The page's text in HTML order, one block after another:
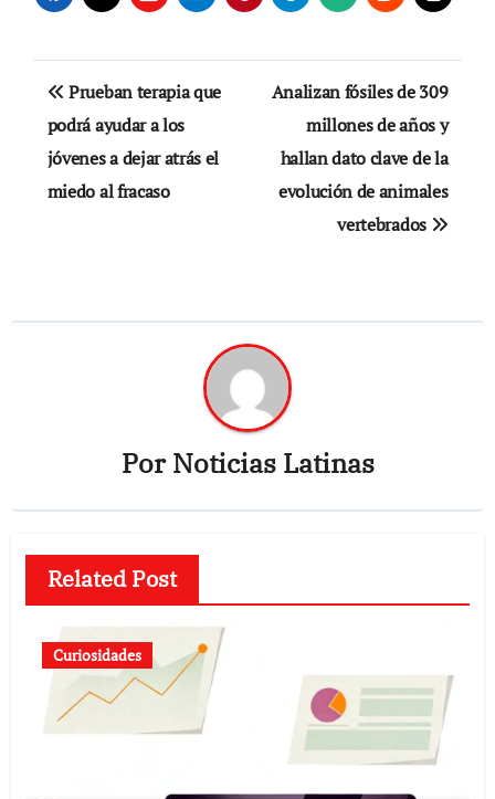
Navegación
de
entradas
Prueban terapia que
podrá ayudar a los
jóvenes a dejar atrás el
miedo al fracaso
Analizan fósiles de 309
millones de años y
hallan dato clave de la
evolución de animales
vertebrados
PorNoticias Latinas
Related Post
Curiosidades